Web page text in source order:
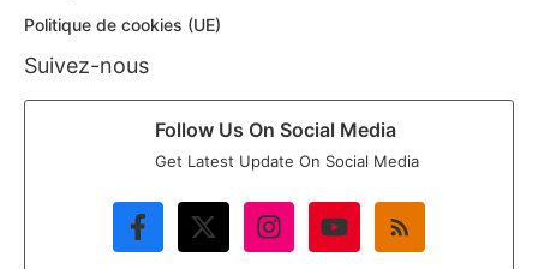
Politique de cookies (UE)
Suivez-nous
Follow Us On Social Media
Get Latest Update On Social Media